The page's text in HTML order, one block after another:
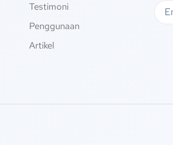
Testimoni
Penggunaan
Artikel